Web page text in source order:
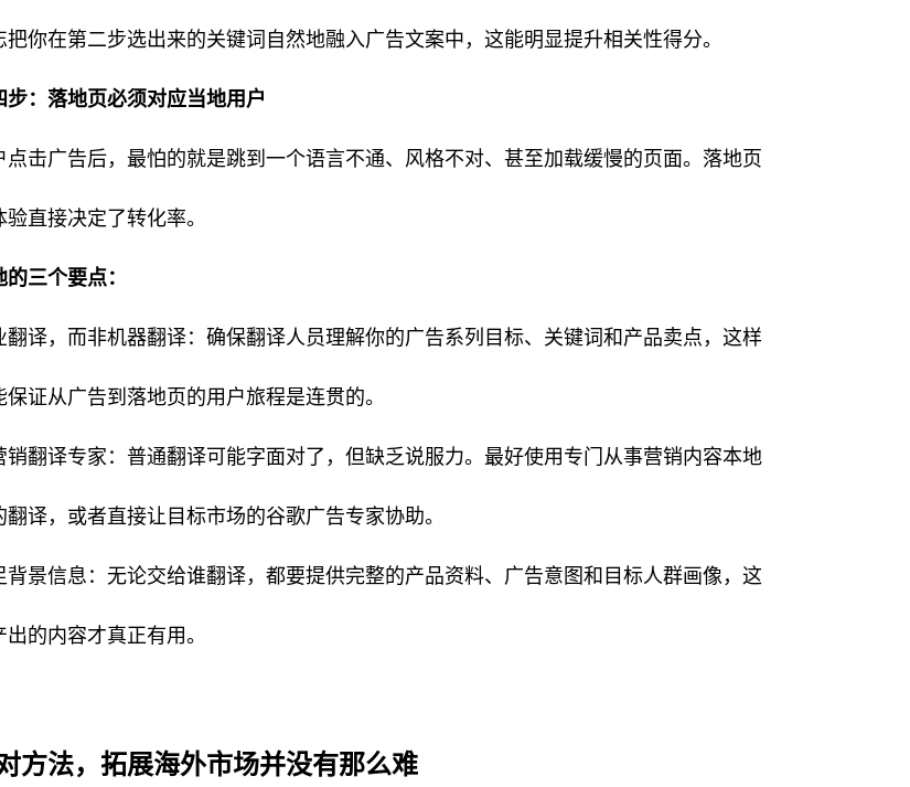
把你在第二步选出来的关键词自然地融入广告文案中，这能明显提升相关性得分。
步：落地页必须对应当地用户
点击广告后，最怕的就是跳到一个语言不通、风格不对、甚至加载缓慢的页面。落地页
验直接决定了转化率。
的三个要点：
翻译，而非机器翻译：确保翻译人员理解你的广告系列目标、关键词和产品卖点，这样
保证从广告到落地页的用户旅程是连贯的。
销翻译专家：普通翻译可能字面对了，但缺乏说服力。最好使用专门从事营销内容本地
翻译，或者直接让目标市场的谷歌广告专家协助。
背景信息：无论交给谁翻译，都要提供完整的产品资料、广告意图和目标人群画像，这
出的内容才真正有用。
方法，拓展海外市场并没有那么难